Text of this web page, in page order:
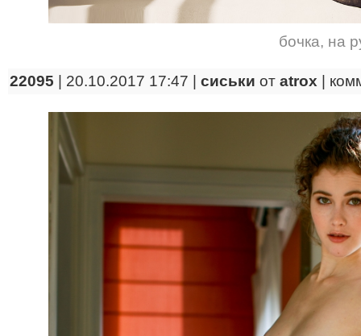
бочка, на
22095 | 20.10.2017 17:47 | сиськи от atrox